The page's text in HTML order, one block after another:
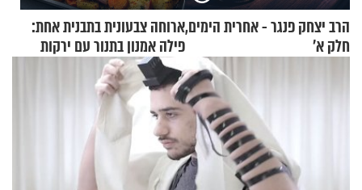
הרב יצחק פנגר - אחרית הימים,
חלק א’
ארוחה צבעונית בתבנית אחת:
פילה אמנון בתנור עם ירקות